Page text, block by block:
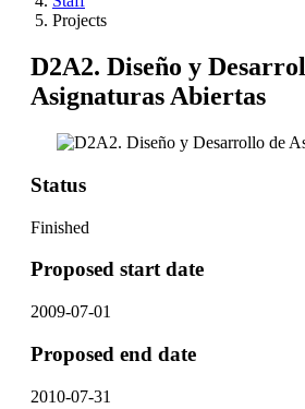
Projects
D2A2. Diseño y
Asignaturas Abiertas
Status
Finished
Proposed start date
2009-07-01
Proposed end date
2010-07-31